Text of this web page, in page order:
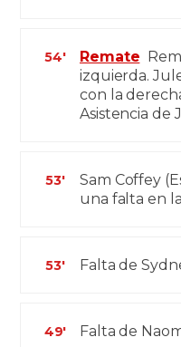
54' Remate
izquierda.
con la
Asistencia de
53'
Sam Coffey
una falta en
53' Falta de
49' Falta de